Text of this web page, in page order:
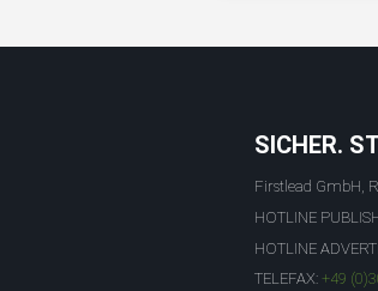
SICHER.
Firstlead GmbH,
HOTLINE
HOTLINE
TELEFAX: +49